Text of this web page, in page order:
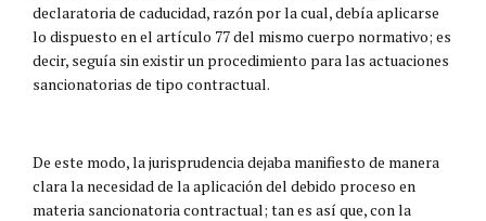
declaratoria de caducidad, razón por la cual, debía aplicarse
lo dispuesto en el artículo 77 del mismo cuerpo normativo; es
decir, seguía sin existir un procedimiento para las actuaciones
sancionatorias de tipo contractual.
De este modo, la jurisprudencia dejaba manifiesto de manera
clara la necesidad de la aplicación del debido proceso en
materia sancionatoria contractual; tan es así que, con la